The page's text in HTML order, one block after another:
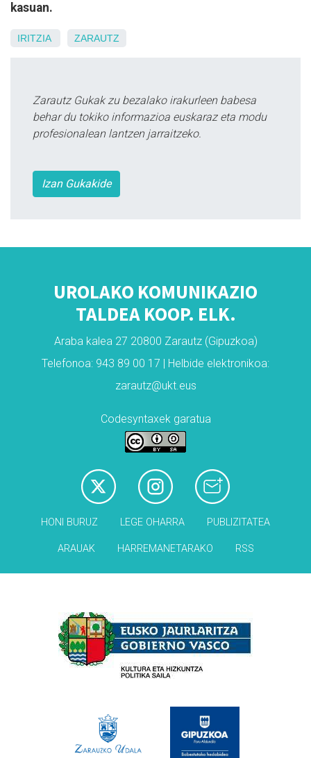
kasuan.
IRITZIA ZARAUTZ
Zarautz Gukak zu bezalako irakurleen babesa
behar du tokiko informazioa euskaraz eta modu
profesionalean lantzen jarraitzeko.
Izan Gukakide
UROLAKO KOMUNIKAZIO
TALDEA KOOP. ELK.
Araba kalea 27 20800 Zarautz (Gipuzkoa)
Telefonoa: 943 89 00 17 | Helbide elektronikoa:
zarautz@ukt.eus
Codesyntaxek garatua
HONI BURUZ LEGE OHARRA PUBLIZITATEA
ARAUAK HARREMANETARAKO RSS